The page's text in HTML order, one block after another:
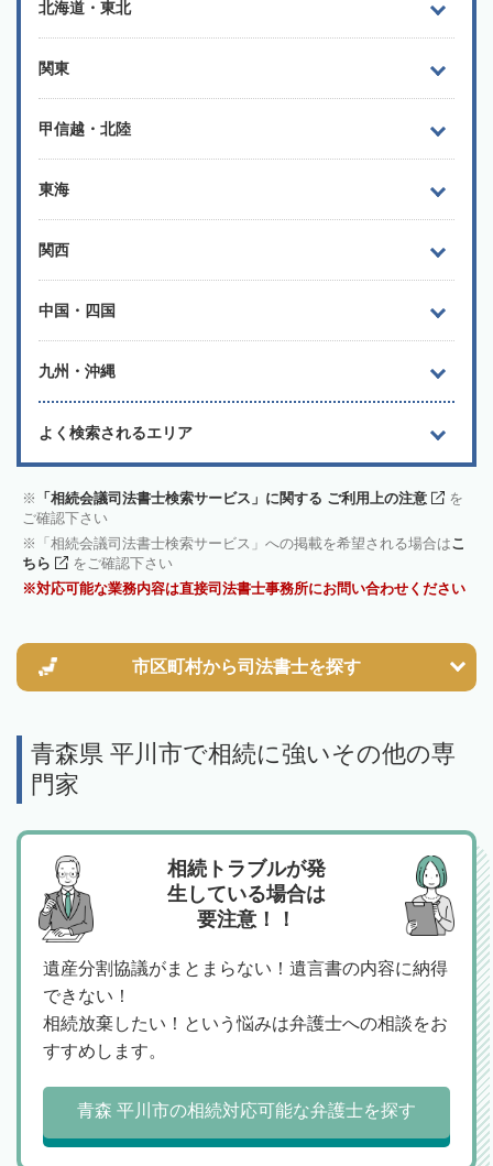
北海道・東北
関東
甲信越・北陸
東海
関西
中国・四国
九州・沖縄
よく検索されるエリア
「相続会議司法書士検索サービス」に関する ご利用上の注意
を
ご確認下さい
「相続会議司法書士検索サービス」への掲載を希望される場合はこ
ちら
をご確認下さい
対応可能な業務内容は直接司法書士事務所にお問い合わせください
市区町村から司法書士を探す
青森県 平川市で相続に強いその他の専
門家
相続トラブルが発
生している場合は
要注意！！
遺産分割協議がまとまらない！遺言書の内容に納得
できない！
相続放棄したい！という悩みは弁護士への相談をお
すすめします。
青森 平川市の相続対応可能な弁護士を探す